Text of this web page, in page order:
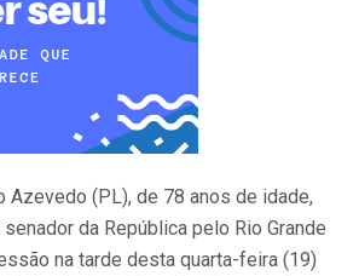
Azevedo (PL), de 78 anos de idade,
da República pelo Rio Grande
na tarde desta quarta-feira (19)